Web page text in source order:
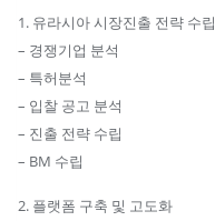
스
트
량
1. 유라시아 시장진출 전략 수립
– 경쟁기업 분석
– 특허분석
– 입찰 공고 분석
– 진출 전략 수립
– BM 수립
2. 플랫폼 구축 및 고도화